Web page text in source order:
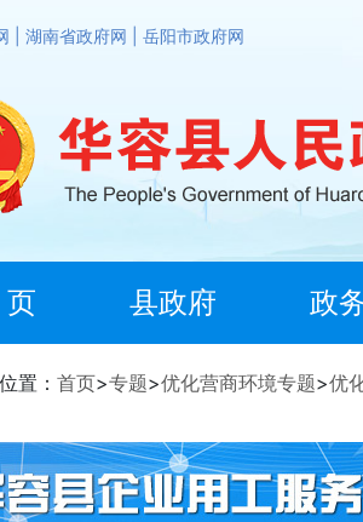
湖南省政府网 岳阳市政府网
页 县政府 政
置： 首页>专题>优化营商环境专题>优